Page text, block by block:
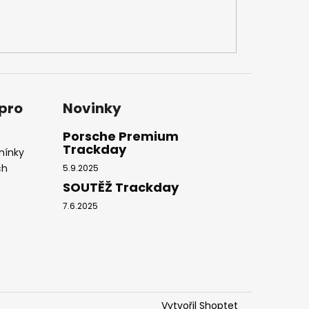
Novinky
Porsche Premium
Trackday
5.9.2025
SOUTĚŽ Trackday
7.6.2025
Vytvořil Shoptet